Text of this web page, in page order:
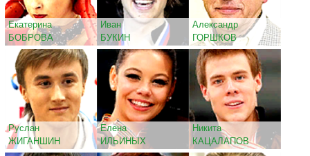
Екатерина
БОБРОВА
Иван
БУКИН
Александр
ГОРШКОВ
Руслан
ЖИГАНШИН
Елена
ИЛЬИНЫХ
Никита
КАЦАЛАПОВ